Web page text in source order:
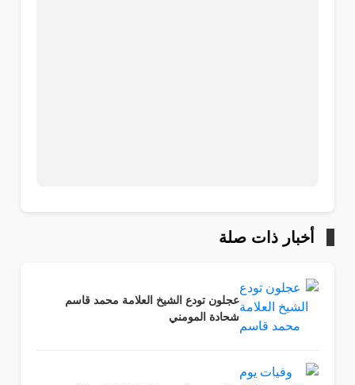
أخبار ذات صلة
عجلون تودع الشيخ العلامة محمد قاسم
شحادة المومني